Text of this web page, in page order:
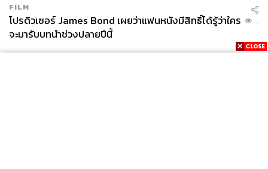
FILM
โปรดิวเซอร์ James Bond เผยว่าแฟนหนังมีสิทธิ์ได้รู้ว่าใคร
จะมารับบทนำช่วงปลายปีนี้
...